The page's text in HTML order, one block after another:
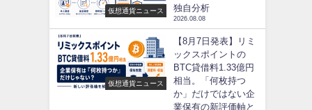
仮想通貨ニュース
独自分析
2026.08.08
仮想通貨ニュース
【8月7日発表】リミ
ックスポイントの
BTC貸借料1.33億円
相当。「何枚持つ
か」だけではない企
業保有の新評価軸と